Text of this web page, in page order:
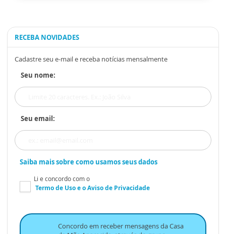
RECEBA NOVIDADES
Cadastre seu e-mail e receba notícias mensalmente
Seu nome:
Seu email:
Saiba mais sobre como usamos seus dados
Li e concordo com o
Termo de Usoe oAviso de Privacidade
Concordo em receber mensagens da Casa